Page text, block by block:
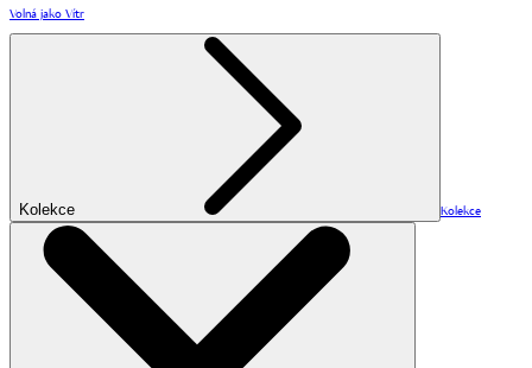
Volná jako Vítr
Kolekce Kolekce